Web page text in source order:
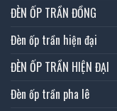
ĐÈN ỐP TRẦN ĐỒNG
Đèn ốp trần hiện đại
ĐÈN ỐP TRẦN HIỆN ĐẠI
Đèn ốp trần pha lê